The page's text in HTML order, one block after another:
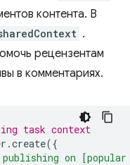
контента. В
.
рецензентам
в комментариях.
task context
.create({
on [popular